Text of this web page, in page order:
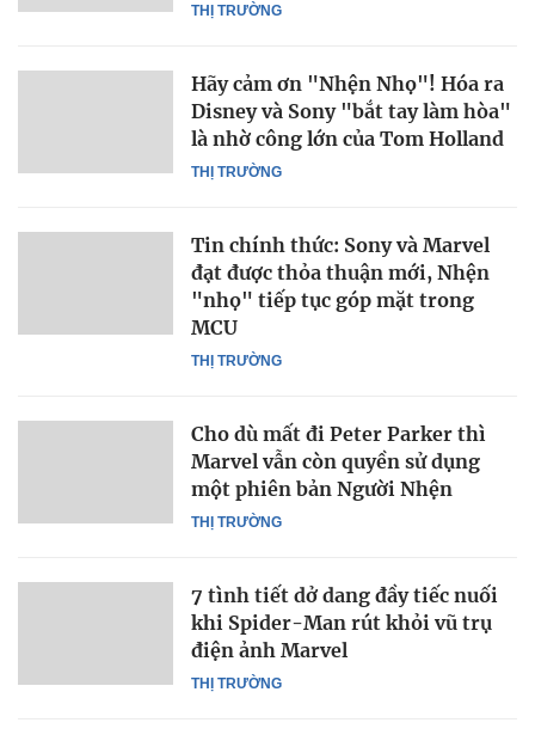
THỊ TRƯỜNG
THỊ TRƯỜNG
Hãy cảm ơn "Nhện Nhọ"! Hóa ra
Disney và Sony "bắt tay làm hòa"
là nhờ công lớn của Tom Holland
THỊ TRƯỜNG
Tin chính thức: Sony và Marvel
đạt được thỏa thuận mới, Nhện
"nhọ" tiếp tục góp mặt trong
MCU
THỊ TRƯỜNG
Cho dù mất đi Peter Parker thì
Marvel vẫn còn quyền sử dụng
một phiên bản Người Nhện
THỊ TRƯỜNG
7 tình tiết dở dang đầy tiếc nuối
khi Spider-Man rút khỏi vũ trụ
điện ảnh Marvel